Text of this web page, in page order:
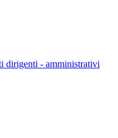
dirigenti - amministrativi